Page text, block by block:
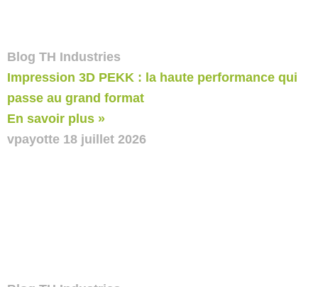
Blog TH Industries
Impression 3D PEKK : la haute performance qui
passe au grand format
En savoir plus »
vpayotte 18 juillet 2026